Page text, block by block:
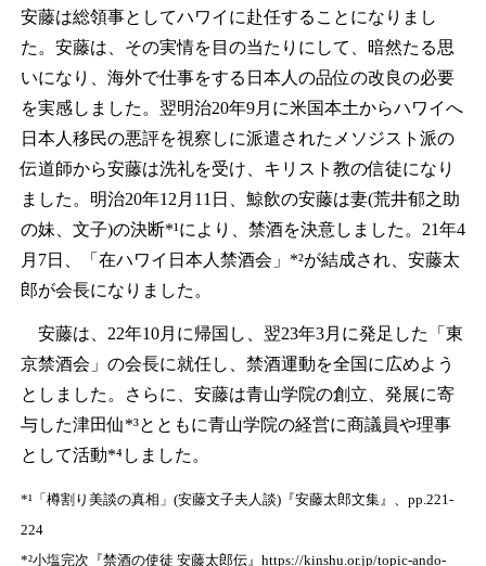
安藤は総領事としてハワイに赴任することになりまし
た。安藤は、その実情を目の当たりにして、暗然たる思
いになり、海外で仕事をする日本人の品位の改良の必要
を実感しました。翌明治20年9月に米国本土からハワイへ
日本人移民の悪評を視察しに派遣されたメソジスト派の
伝道師から安藤は洗礼を受け、キリスト教の信徒になり
ました。明治20年12月11日、鯨飲の安藤は妻(荒井郁之助
の妹、文子)の決断*¹により、禁酒を決意しました。21年4
月7日、「在ハワイ日本人禁酒会」*²が結成され、安藤太
郎が会長になりました。
安藤は、22年10月に帰国し、翌23年3月に発足した「東
京禁酒会」の会長に就任し、禁酒運動を全国に広めよう
としました。さらに、安藤は青山学院の創立、発展に寄
与した津田仙*³とともに青山学院の経営に商議員や理事
として活動*⁴しました。
*¹「樽割り美談の真相」(安藤文子夫人談)『安藤太郎文集』、pp.221-
224
*²小塩完次『禁酒の使徒 安藤太郎伝』https://kinshu.or.jp/topic-ando-